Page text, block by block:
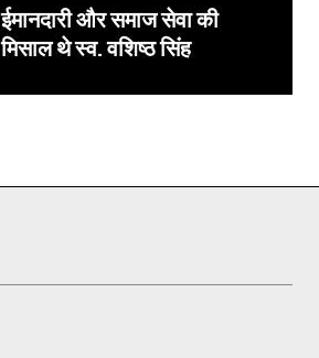
ईमानदारी और समाज सेवा की
मिसाल थे स्व. वशिष्ठ सिंह